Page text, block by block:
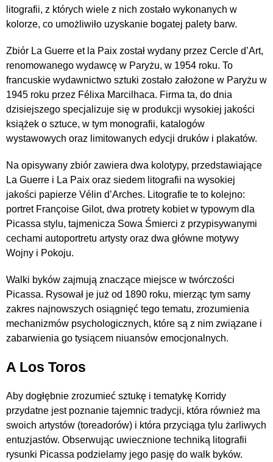
litografii, z których wiele z nich zostało wykonanych w
kolorze, co umożliwiło uzyskanie bogatej palety barw.
Zbiór La Guerre et la Paix został wydany przez Cercle d’Art,
renomowanego wydawcę w Paryżu, w 1954 roku. To
francuskie wydawnictwo sztuki zostało założone w Paryżu w
1945 roku przez Félixa Marcilhaca. Firma ta, do dnia
dzisiejszego specjalizuje się w produkcji wysokiej jakości
książek o sztuce, w tym monografii, katalogów
wystawowych oraz limitowanych edycji druków i plakatów.
Na opisywany zbiór zawiera dwa kolotypy, przedstawiające
La Guerre i La Paix oraz siedem litografii na wysokiej
jakości papierze Vélin d’Arches. Litografie te to kolejno:
portret Françoise Gilot, dwa protrety kobiet w typowym dla
Picassa stylu, tajmenicza Sowa Śmierci z przypisywanymi
cechami autoportretu artysty oraz dwa główne motywy
Wojny i Pokoju.
Walki byków zajmują znaczące miejsce w twórczości
Picassa. Rysował je już od 1890 roku, mierząc tym samy
zakres najnowszych osiągnięć tego tematu, zrozumienia
mechanizmów psychologicznych, które są z nim związane i
zabarwienia go tysiącem niuansów emocjonalnych.
A Los Toros
Aby dogłębnie zrozumieć sztukę i tematykę Korridy
przydatne jest poznanie tajemnic tradycji, która również ma
swoich artystów (toreadorów) i która przyciąga tylu żarliwych
entuzjastów. Obserwując uwiecznione techniką litografii
rysunki Picassa podzielamy jego pasję do walk byków.